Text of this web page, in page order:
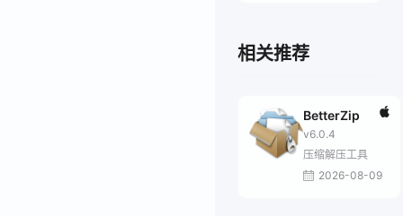
相关推荐
BetterZip
v6.0.4
压缩解压工具
2026-08-09